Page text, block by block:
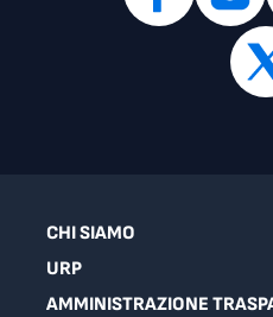
CHI SIAMO
URP
AMMINISTRAZIONE